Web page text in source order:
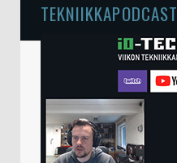
TEKNIIKKAPODCAST